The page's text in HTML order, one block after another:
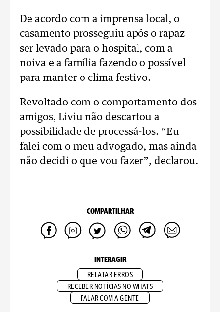
De acordo com a imprensa local, o
casamento prosseguiu após o rapaz
ser levado para o hospital, com a
noiva e a família fazendo o possível
para manter o clima festivo.
Revoltado com o comportamento dos
amigos, Liviu não descartou a
possibilidade de processá-los. “Eu
falei com o meu advogado, mas ainda
não decidi o que vou fazer”, declarou.
COMPARTILHAR
INTERAGIR
RELATAR ERROS
RECEBER NOTÍCIAS NO WHATS
FALAR COM A GENTE